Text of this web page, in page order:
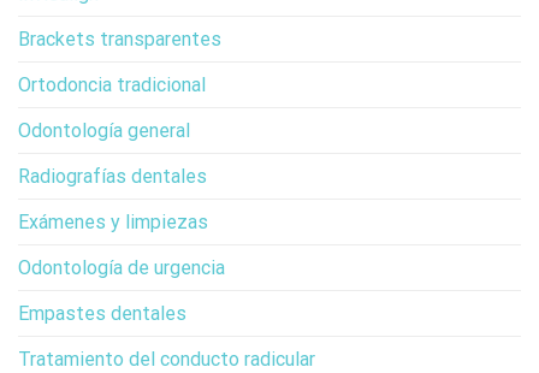
Brackets transparentes
Ortodoncia tradicional
Odontología general
Radiografías dentales
Exámenes y limpiezas
Odontología de urgencia
Empastes dentales
Tratamiento del conducto radicular